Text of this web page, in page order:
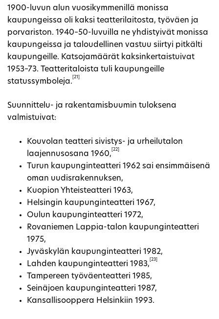
1900-luvun alun vuosikymmenillä monissa
kaupungeissa oli kaksi teatterilaitosta, työväen ja
porvariston. 1940–50-luvuilla ne yhdistyivät monissa
kaupungeissa ja taloudellinen vastuu siirtyi pitkälti
kaupungeille. Katsojamäärät kaksinkertaistuivat
1953–73. Teatteritaloista tuli kaupungeille
statussymboleja.
[21]
Suunnittelu- ja rakentamisbuumin tuloksena
valmistuivat:
Kouvolan teatteri sivistys- ja urheilutalon
laajennusosana 1960,
[22]
Turun kaupunginteatteri 1962 sai ensimmäisenä
oman uudisrakennuksen,
Kuopion Yhteisteatteri 1963,
Helsingin kaupunginteatteri 1967,
Oulun kaupunginteatteri 1972,
Rovaniemen Lappia-talon kaupunginteatteri
1975,
Jyväskylän kaupunginteatteri 1982,
Lahden kaupunginteatteri 1983,
[23]
Tampereen työväenteatteri 1985,
Seinäjoen kaupunginteatteri 1987,
Kansallisooppera Helsinkiin 1993.